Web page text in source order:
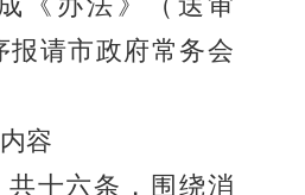
《办法》（送审
报请市政府常务会
容
共十六条，围绕消